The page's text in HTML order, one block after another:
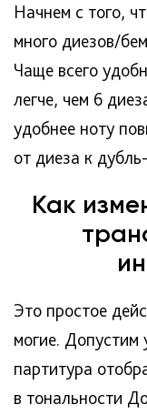
Начнем с того,
много диезов/
Чаще всего
легче, чем 6
удобнее ноту
от диеза к
Как
Это простое
могие. Допустим
партитура
в тональности